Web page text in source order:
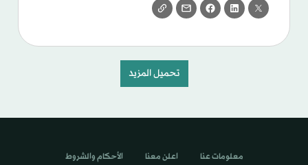
تحميل المزيد
معلومات عنا اعلن معنا الأحكام والشروط